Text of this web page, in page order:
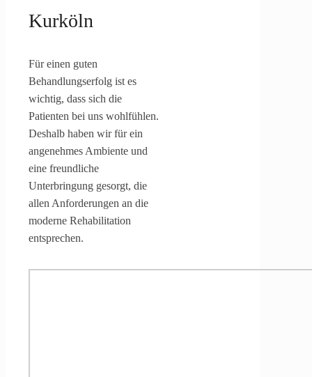
Kurköln
Für einen guten
Behandlungserfolg ist es
wichtig, dass sich die
Patienten bei uns wohlfühlen.
Deshalb haben wir für ein
angenehmes Ambiente und
eine freundliche
Unterbringung gesorgt, die
allen Anforderungen an die
moderne Rehabilitation
entsprechen.